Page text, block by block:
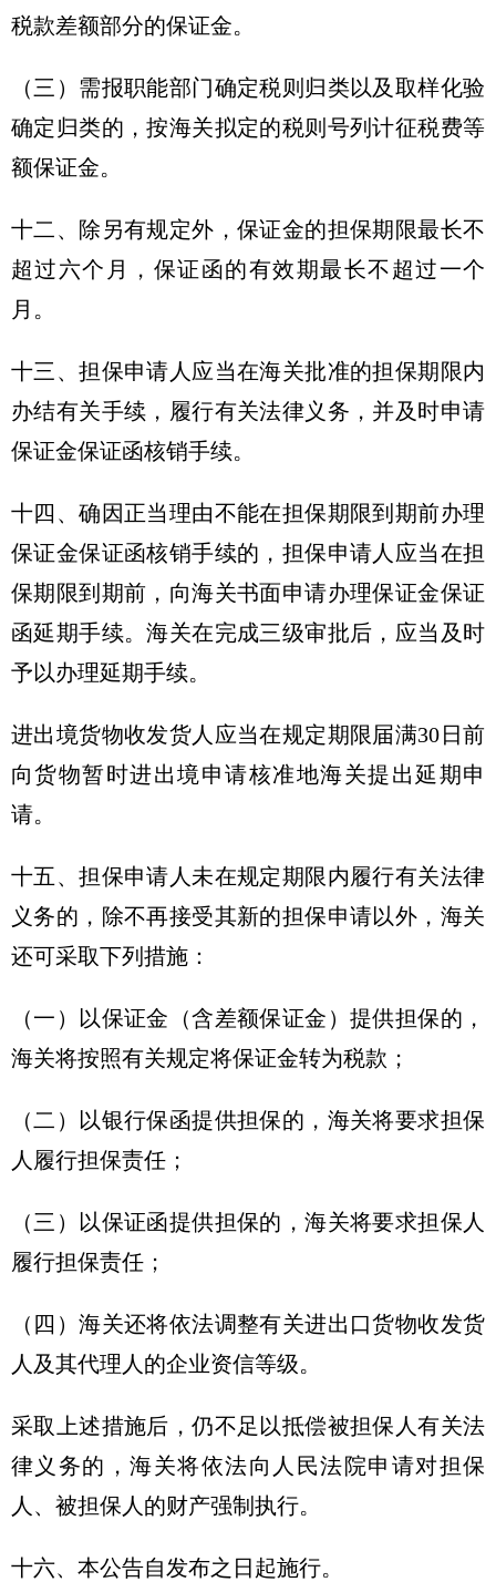
税款差额部分的保证金。
（三）需报职能部门确定税则归类以及取样化验
确定归类的，按海关拟定的税则号列计征税费等
额保证金。
十二、除另有规定外，保证金的担保期限最长不
超过六个月，保证函的有效期最长不超过一个
月。
十三、担保申请人应当在海关批准的担保期限内
办结有关手续，履行有关法律义务，并及时申请
保证金保证函核销手续。
十四、确因正当理由不能在担保期限到期前办理
保证金保证函核销手续的，担保申请人应当在担
保期限到期前，向海关书面申请办理保证金保证
函延期手续。海关在完成三级审批后，应当及时
予以办理延期手续。
进出境货物收发货人应当在规定期限届满30日前
向货物暂时进出境申请核准地海关提出延期申
请。
十五、担保申请人未在规定期限内履行有关法律
义务的，除不再接受其新的担保申请以外，海关
还可采取下列措施：
（一）以保证金（含差额保证金）提供担保的，
海关将按照有关规定将保证金转为税款；
（二）以银行保函提供担保的，海关将要求担保
人履行担保责任；
（三）以保证函提供担保的，海关将要求担保人
履行担保责任；
（四）海关还将依法调整有关进出口货物收发货
人及其代理人的企业资信等级。
采取上述措施后，仍不足以抵偿被担保人有关法
律义务的，海关将依法向人民法院申请对担保
人、被担保人的财产强制执行。
十六、本公告自发布之日起施行。